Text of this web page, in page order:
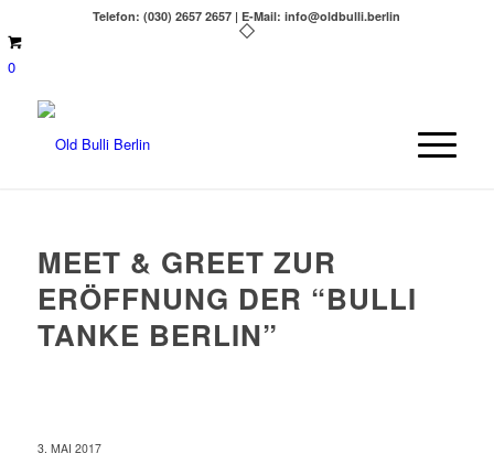
Telefon: (030) 2657 2657 | E-Mail: info@oldbulli.berlin
0
MEET & GREET ZUR
ERÖFFNUNG DER “BULLI
TANKE BERLIN”
3. MAI 2017